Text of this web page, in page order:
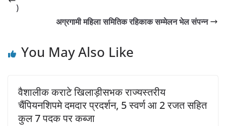
)
अग्रगामी महिला समितिक रहिकाक सम्मेलन भेल संपन्न
You May Also Like
वैशालीक कराटे खिलाड़ीसभक राज्यस्तरीय
चैंपियनशिपमे दमदार प्रदर्शन, 5 स्वर्ण आ 2 रजत सहित
कुल 7 पदक पर कब्जा